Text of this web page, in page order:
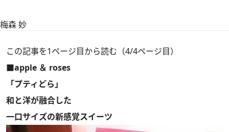
梅森 妙
この記事を1ページ目から読む（4/4ページ目）
■apple ＆ roses
「プティどら」
和と洋が融合した
一口サイズの新感覚スイーツ